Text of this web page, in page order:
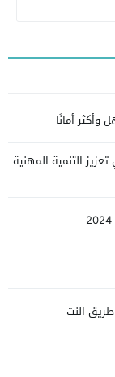
التنمية المهنية
النت